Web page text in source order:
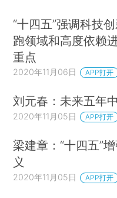
“十四五”强调科技
跑领域和高度依赖
重点
2020年11月06日 APP打开
刘元春：未来五年
2020年11月05日 APP打开
梁建章：“十四五”
义
2020年11月05日 APP打开